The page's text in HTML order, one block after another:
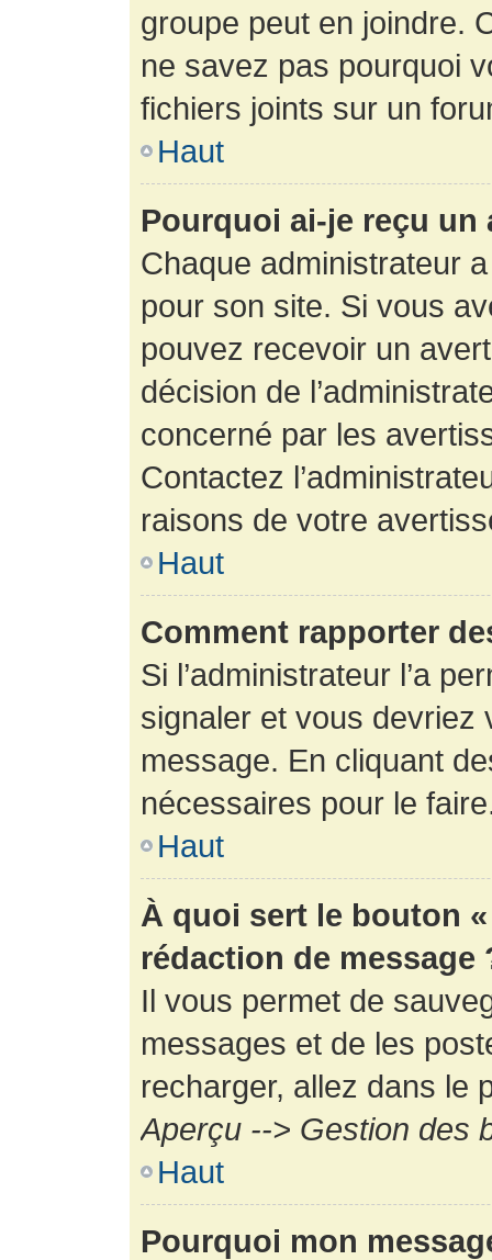
groupe peut en joindre.
ne savez pas pourquoi
fichiers joints sur un
Haut
Pourquoi ai-je reçu un
Chaque administrateur
pour son site. Si vous
pouvez recevoir un
décision de
concerné par les
Contactez
raisons de votre
Haut
Comment rapporter
Si l’administrateur l’a
signaler et vous devriez
message. En cliquant
nécessaires pour le
Haut
À quoi sert le bouton
rédaction de message
Il vous permet de
messages et de les
recharger, allez dans le
Aperçu --> Gestion des
Haut
Pourquoi mon